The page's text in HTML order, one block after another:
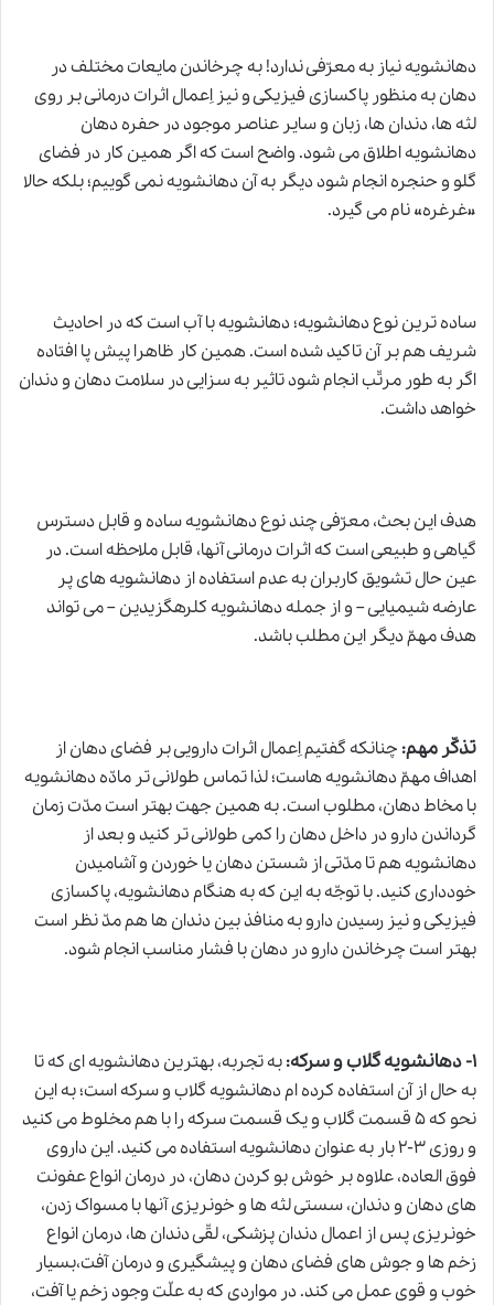
دهانشویه نیاز به معرّفی ندارد! به چرخاندن مایعات مختلف در
دهان به منظور پاکسازی فیزیکی و نیز اِعمال اثرات درمانی بر روی
لثه ها، دندان ها، زبان و سایر عناصر موجود در حفره دهان
دهانشویه اطلاق می شود. واضح است که اگر همین کار در فضای
گلو و حنجره انجام شود دیگر به آن دهانشویه نمی گوییم؛ بلکه حالا
«غرغره» نام می گیرد.
ساده ترین نوع دهانشویه؛ دهانشویه با آب است که در احادیث
شریف هم بر آن تاکید شده است. همین کار ظاهرا پیش پا افتاده
اگر به طور مرتّب انجام شود تاثیر به سزایی در سلامت دهان و دندان
خواهد داشت.
هدف این بحث، معرّفی چند نوع دهانشویه ساده و قابل دسترس
گیاهی و طبیعی است که اثرات درمانی آنها، قابل ملاحظه است. در
عین حال تشویق کاربران به عدم استفاده از دهانشویه های پر
عارضه شیمیایی – و از جمله دهانشویه کلرهگزیدین – می تواند
هدف مهمّ دیگر این مطلب باشد.
تذکّر مهم: چنانکه گفتیم اِعمال اثرات دارویی بر فضای دهان از
اهداف مهمّ دهانشویه هاست؛ لذا تماس طولانی تر مادّه دهانشویه
با مخاط دهان، مطلوب است. به همین جهت بهتر است مدّت زمان
گرداندن دارو در داخل دهان را کمی طولانی تر کنید و بعد از
دهانشویه هم تا مدّتی از شستن دهان یا خوردن و آشامیدن
خودداری کنید. با توجّه به این که به هنگام دهانشویه، پاکسازی
فیزیکی و نیز رسیدن دارو به منافذ بین دندان ها هم مدّ نظر است
بهتر است چرخاندن دارو در دهان با فشار مناسب انجام شود.
۱- دهانشویه گلاب و سرکه:به تجربه، بهترین دهانشویه ای که تا
به حال از آن استفاده کرده ام دهانشویه گلاب و سرکه است؛ به این
نحو که ۵ قسمت گلاب و یک قسمت سرکه را با هم مخلوط می کنید
و روزی ۳-۲ بار به عنوان دهانشویه استفاده می کنید. این داروی
فوق العاده، علاوه بر خوش بو کردن دهان، در درمان انواع عفونت
های دهان و دندان، سستی لثه ها و خونریزی آنها با مسواک زدن،
خونریزی پس از اعمال دندان پزشکی، لقّی دندان ها، درمان انواع
زخم ها و جوش های فضای دهان و پیشگیری و درمان آفت،بسیار
خوب و قوی عمل می کند. در مواردی که به علّت وجود زخم یا آفت،